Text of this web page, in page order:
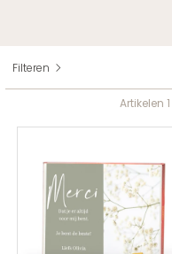
Artikelen 1
Filteren